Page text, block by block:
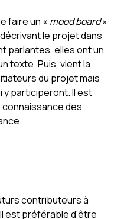
faire un « mood board»
le projet dans
parlantes, elles ont un
texte. Puis, vient la
du projet mais
participeront. Il est
des
contributeurs à
est préférable d'être